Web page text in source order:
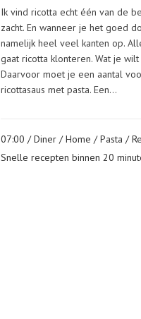
Ik vind ricotta echt één van de
zacht. En wanneer je het goed
namelijk heel veel kanten op.
gaat ricotta klonteren. Wat je
Daarvoor moet je een aantal
ricottasaus met pasta. Een...
07:00 /Diner /Home /Pasta /
Snelle recepten binnen 20